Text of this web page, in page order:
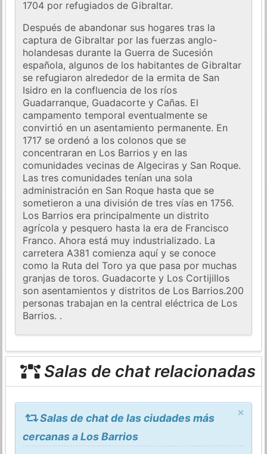
1704 por refugiados de Gibraltar.
Después de abandonar sus hogares tras la
captura de Gibraltar por las fuerzas anglo-
holandesas durante la Guerra de Sucesión
española, algunos de los habitantes de Gibraltar
se refugiaron alrededor de la ermita de San
Isidro en la confluencia de los ríos
Guadarranque, Guadacorte y Cañas. El
campamento temporal eventualmente se
convirtió en un asentamiento permanente. En
1717 se ordenó a los colonos que se
concentraran en Los Barrios y en las
comunidades vecinas de Algeciras y San Roque.
Las tres comunidades tenían una sola
administración en San Roque hasta que se
sometieron a una división de tres vías en 1756.
Los Barrios era principalmente un distrito
agrícola y pesquero hasta la era de Francisco
Franco. Ahora está muy industrializado. La
carretera A381 comienza aquí y se conoce
como la Ruta del Toro ya que pasa por muchas
granjas de toros. Guadacorte y Los Cortijillos
son asentamientos y distritos de Los Barrios.200
personas trabajan en la central eléctrica de Los
Barrios. .
Salas de chat relacionadas
×
Salas de chat de las ciudades más
cercanas a Los Barrios